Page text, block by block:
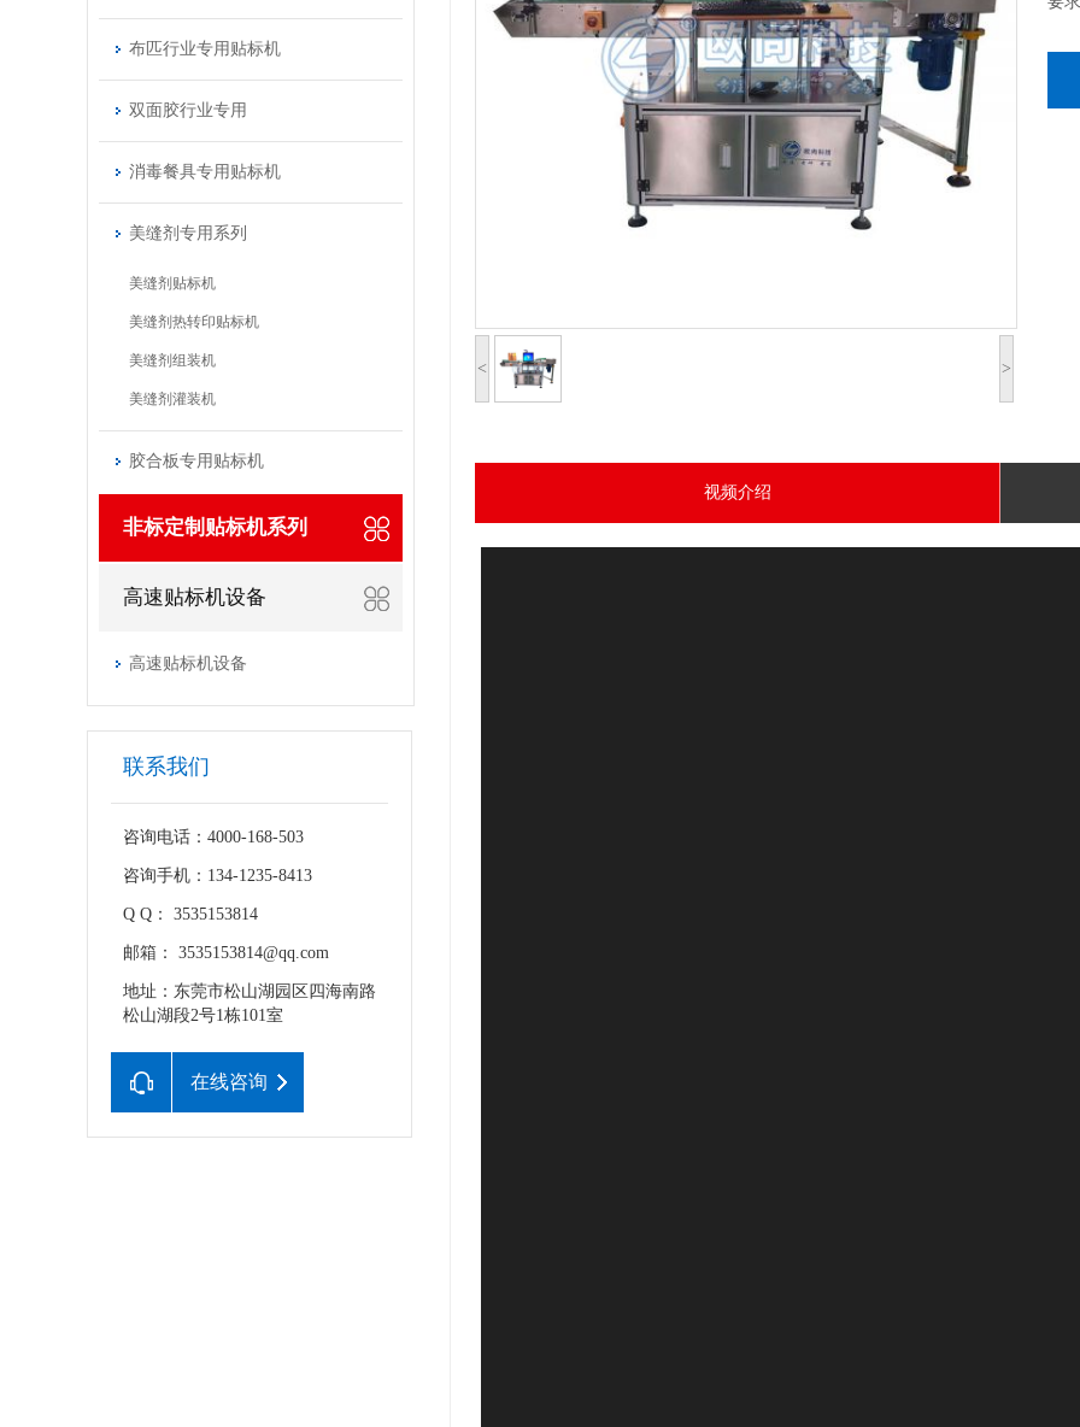
布匹行业专用贴标机
双面胶行业专用
消毒餐具专用贴标机
美缝剂专用系列
美缝剂贴标机
美缝剂热转印贴标机
美缝剂组装机
美缝剂灌装机
胶合板专用贴标机
非标定制贴标机系列
高速贴标机设备
高速贴标机设备
联系我们
咨询电话：4000-168-503
咨询手机：134-1235-8413
Q Q： 3535153814
邮箱： 3535153814@qq.com
地址：东莞市松山湖园区四海南路
松山湖段2号1栋101室
在线咨询
< >
视频介绍